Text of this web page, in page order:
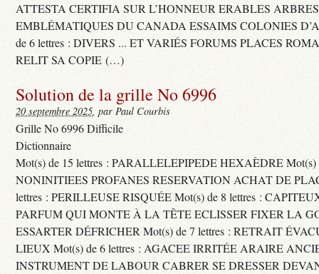
ATTESTA CERTIFIA SUR L’HONNEUR ERABLES ARBRES
EMBLÉMATIQUES DU CANADA ESSAIMS COLONIES
de 6 lettres : DIVERS ... ET VARIÉS FORUMS PLACES
RELIT SA COPIE (…)
Solution de la grille No 6996
20 septembre 2025, par Paul Courbis
Grille No 6996 Difficile
Dictionnaire
Mot(s) de 15 lettres : PARALLELEPIPEDE HEXAÈDRE Mot(s)
NONINITIEES PROFANES RESERVATION ACHAT DE
lettres : PERILLEUSE RISQUÉE Mot(s) de 8 lettres :
PARFUM QUI MONTE À LA TÊTE ECLISSER FIXER LA
ESSARTER DÉFRICHER Mot(s) de 7 lettres : RETRAIT
LIEUX Mot(s) de 6 lettres : AGACEE IRRITÉE ARAIRE
INSTRUMENT DE LABOUR CABRER SE DRESSER